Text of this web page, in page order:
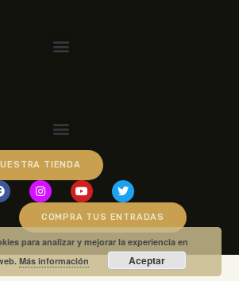
TIENDA
COMPRA TUS ENTRADAS
para analizar y mejorar la experiencia en
Más información Aceptar